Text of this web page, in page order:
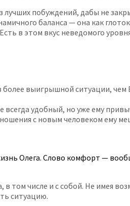
лучших побуждений, дабы не
баланса — она как
в этом вкус неведомого
более выигрышной ситуации, чем
всегда удобный, но уже ему
с новым человеком ему
Олега. Слово комфорт —
в том числе и с собой. Не имея
ситуацию.